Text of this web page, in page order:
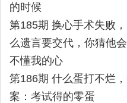
的时候
第185期 换心手术失败
么遗言要交代，你猜他
不懂我的心
第186期 什么蛋打不烂
案：考试得的零蛋